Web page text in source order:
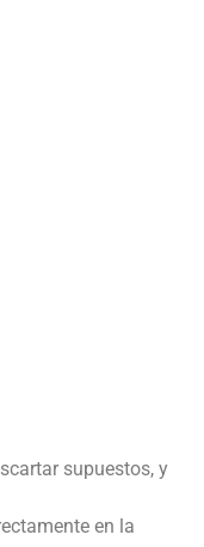
supuestos, y
en la